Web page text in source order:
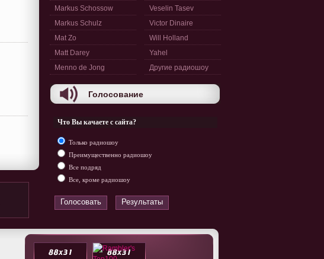
Markus Schossow
Markus Schulz
Mat Zo
Matt Darey
Menno de Jong
Veselin Tasev
Victor Dinaire
Will Holland
Yahel
Другие радиошоу
Голосование
Что Вы качаете с сайта?
Только радиошоу
Преимущественно радиошоу
Все подряд
Все, кроме радиошоу
Голосовать Результаты